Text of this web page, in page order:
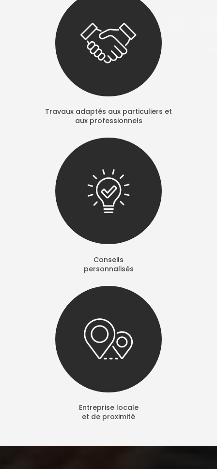
Travaux adaptés aux particuliers et
aux professionnels
Conseils
personnalisés
Entreprise locale
et de proximité